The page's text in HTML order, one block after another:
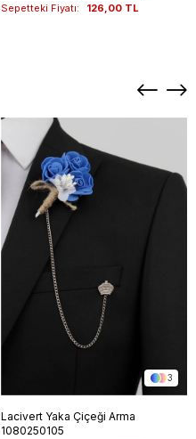
Sepetteki Fiyatı: 126,00 TL
3
Lacivert Yaka Çiçeği Arma
1080250105